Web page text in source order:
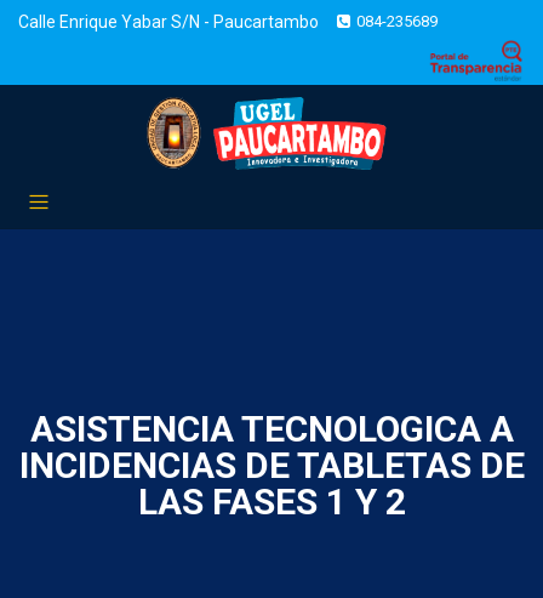
Calle Enrique Yabar S/N - Paucartambo 084-235689
ASISTENCIA TECNOLOGICA A
INCIDENCIAS DE TABLETAS DE
LAS FASES 1 Y 2